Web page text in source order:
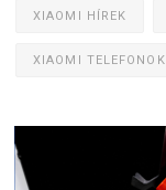
XIAOMI HÍREK
XIAOMI TELEFONOK